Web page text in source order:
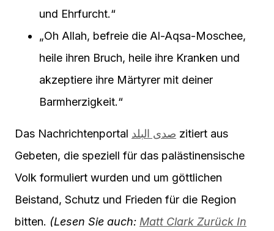
und Ehrfurcht.“
„Oh Allah, befreie die Al-Aqsa-Moschee,
heile ihren Bruch, heile ihre Kranken und
akzeptiere ihre Märtyrer mit deiner
Barmherzigkeit.“
Das Nachrichtenportal صدى البلد zitiert aus
Gebeten, die speziell für das palästinensische
Volk formuliert wurden und um göttlichen
Beistand, Schutz und Frieden für die Region
bitten. (Lesen Sie auch: Matt Clark Zurück In